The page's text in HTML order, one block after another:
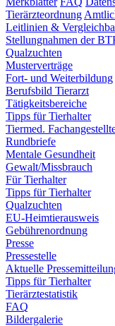
Tierärzteordnung
Leitlinien &
Stellungnahmen der
Qualzuchten
Musterverträge
Fort- und Weiterbildung
Berufsbild Tierarzt
Tätigkeitsbereiche
Tipps für Tierhalter
Tiermed.
Rundbriefe
Mentale Gesundheit
Gewalt/Missbrauch
Für Tierhalter
Tipps für Tierhalter
Qualzuchten
EU-Heimtierausweis
Gebührenordnung
Presse
Pressestelle
Aktuelle
Tipps für Tierhalter
Tierärztestatistik
FAQ
Bildergalerie